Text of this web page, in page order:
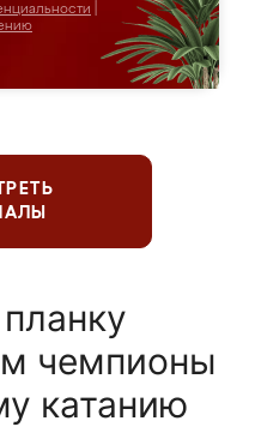
чемпионы
катанию